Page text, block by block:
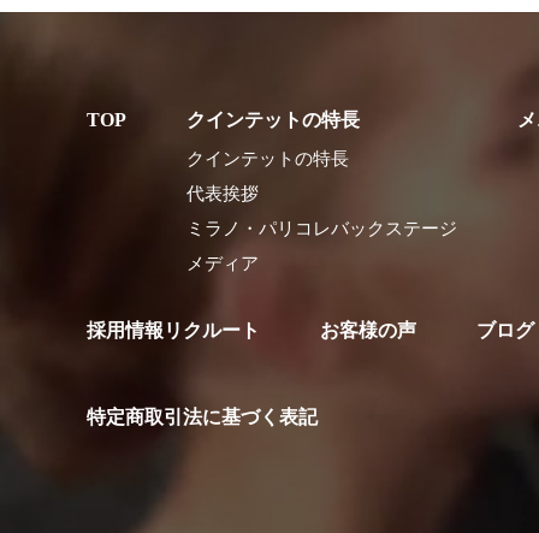
クインテットの特長
クインテットの特長
代表挨拶
ミラノ・パリコレバックステージ
メディア
採用情報リクルート お客様の声 ブログ
特定商取引法に基づく表記